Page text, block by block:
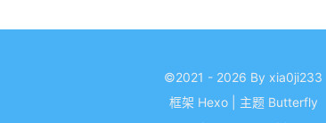
©2021 - 2026 By xia0ji233
框架 Hexo 主题 Butterfly